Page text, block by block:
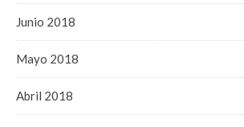
Junio 2018
Mayo 2018
Abril 2018